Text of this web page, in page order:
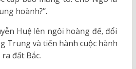
hoành?”.
Huệ lên ngôi hoàng đế, đổi
Trung và tiến hành cuộc hành
đất Bắc.